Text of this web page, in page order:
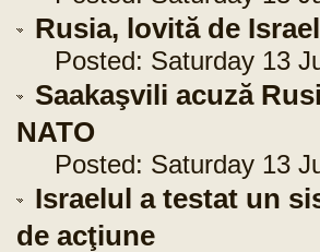
Rusia, lovită de
Posted: Saturday 13
Saakaşvili acuză
NATO
Posted: Saturday 13
Israelul a testat un
de acţiune